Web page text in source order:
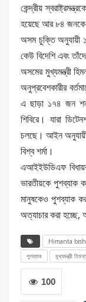
কেন্দ্রীয়
হয়েছে আর ৮৪ জনকে
অসম চুক্তি অনুযায়ী
কেউ বিদেশি এবং
অসমের মুখ্যমন্ত্রী
অনুপ্রবেশকারীর
এ ছাড়া ১৭৪ জন
শিবিরে। যারা
চলছে। আইন অনুযায়ী
বিশ্ব শর্মা।
এআইইউডিএফ
ভারতীয়কে পুশব্যাক
মানুষকেও পুশব্যাক
অত্যাচার করা হচ্ছে,
Himanta
পুশব্যাক
মুখ্যমন্ত্রী
100